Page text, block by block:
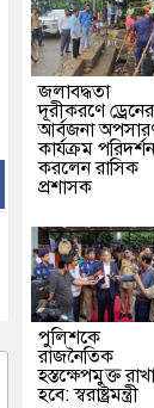
জলাবদ্ধতা
দূরীকরণে ড্রেনের
আর্বজনা
কার্যক্রম পরিদর্শন
করলেন রাসিক
প্রশাসক
পুলিশকে
রাজনৈতিক
হস্তক্ষেপমুক্ত রাখা
হবে: স্বরাষ্ট্রমন্ত্রী